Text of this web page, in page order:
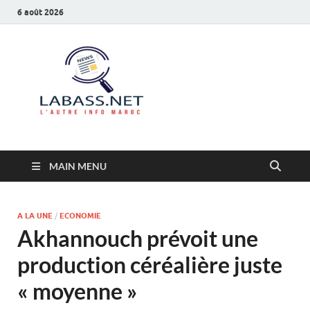
6 août 2026
MAIN MENU
A LA UNE / ECONOMIE
Akhannouch prévoit une
production céréalière juste
« moyenne »